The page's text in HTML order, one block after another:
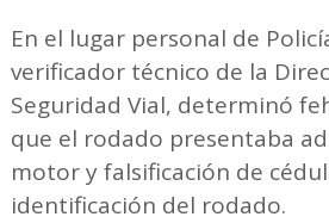
En el lugar personal de
verificador técnico de la
Seguridad Vial, determinó
que el rodado presentaba
motor y falsificación de
identificación del rodado.